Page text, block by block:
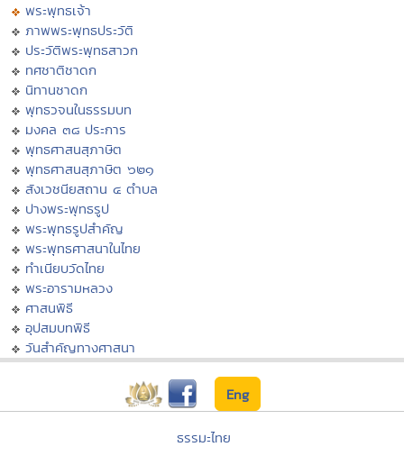
พระพุทธเจ้า
ภาพพระพุทธประวัติ
ประวัติพระพุทธสาวก
ทศชาติชาดก
นิทานชาดก
พุทธวจนในธรรมบท
มงคล ๓๘ ประการ
พุทธศาสนสุภาษิต
พุทธศาสนสุภาษิต ๖๒๑
สังเวชนียสถาน ๔ ตำบล
ปางพระพุทธรูป
พระพุทธรูปสำคัญ
พระพุทธศาสนาในไทย
ทำเนียบวัดไทย
พระอารามหลวง
ศาสนพิธี
อุปสมบทพิธี
วันสำคัญทางศาสนา
Eng
ธรรมะไทย